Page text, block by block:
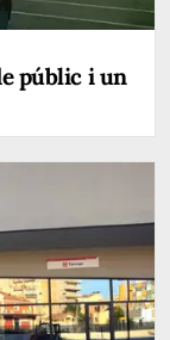
públic i un